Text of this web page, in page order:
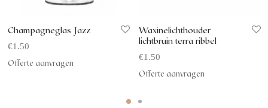
Champagneglas Jazz
€1.50
Offerte aanvragen
Waxinelichthouder
lichtbruin terra ribbel
€1.50
Offerte aanvragen